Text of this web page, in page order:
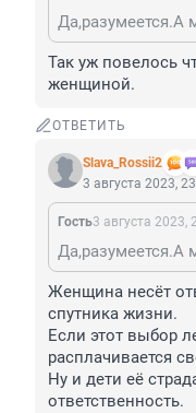
Так уж повелось
женщиной.
ОТВЕТИТЬ
Slava_Rossii2
3 августа 2023,
Гость3 августа 2023,
Женщина несёт
спутника жизни.
Если этот выбор
расплачивается
Ну и дети её
ответственность.